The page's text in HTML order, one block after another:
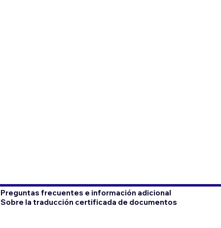
Preguntas frecuentes e información adicional
Sobre la traducción certificada de documentos